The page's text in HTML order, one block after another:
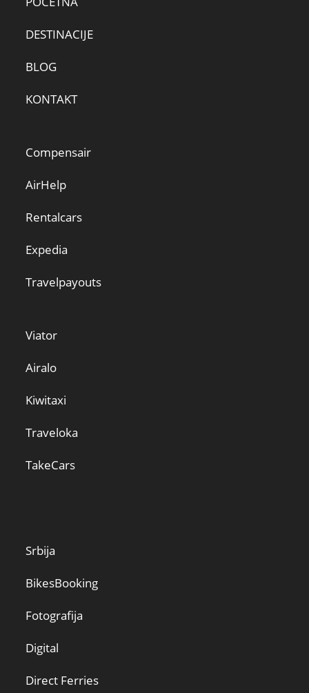
DESTINACIJE
BLOG
KONTAKT
Compensair
AirHelp
Rentalcars
Expedia
Travelpayouts
Viator
Airalo
Kiwitaxi
Traveloka
TakeCars
Srbija
BikesBooking
Fotografija
Digital
Direct Ferries